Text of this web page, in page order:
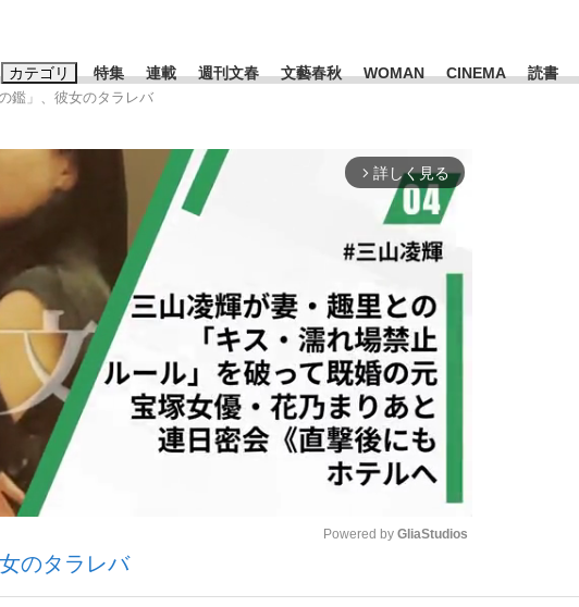
カテゴリ
初めて明かした日本代表監督に... 「最悪の空気のまま解散」WBC
特集
観る将棋、読む将棋
連載 週刊文春 文藝春秋 WOMAN CINEMA 読書
キーワードタグ一覧
#三山凌輝 #高市早苗 #森岡毅 #城彰二
#亀和田武
鑑」、彼女のタラレバ
arrow_forward_ios 詳しく見る
Mute
Powered by GliaStudios
のタラレバ